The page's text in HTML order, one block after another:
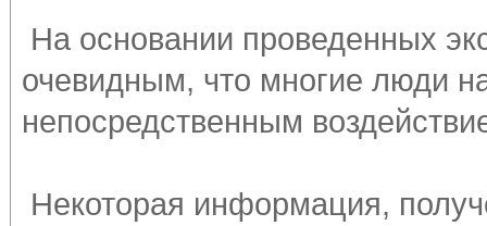
На основании проведенных
очевидным, что многие люди
непосредственным
Некоторая информация,